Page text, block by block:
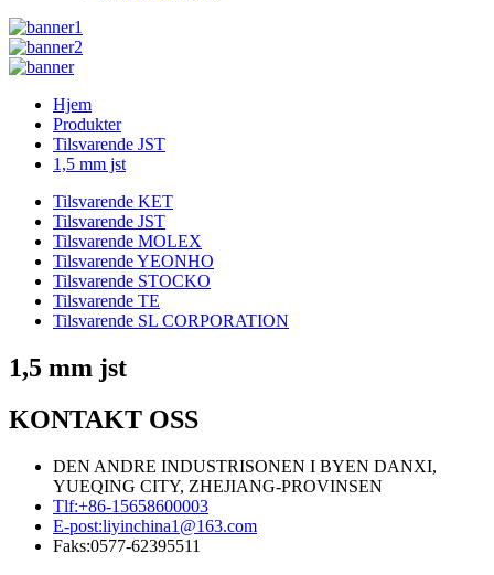
Hjem
Produkter
Tilsvarende JST
1,5 mm jst
Tilsvarende KET
Tilsvarende JST
Tilsvarende MOLEX
Tilsvarende YEONHO
Tilsvarende STOCKO
Tilsvarende TE
Tilsvarende SL CORPORATION
1,5 mm jst
KONTAKT OSS
DEN ANDRE INDUSTRISONEN I BYEN DANXI,
YUEQING CITY, ZHEJIANG-PROVINSEN
Tlf:+86-15658600003
E-post:liyinchina1@163.com
Faks:0577-62395511